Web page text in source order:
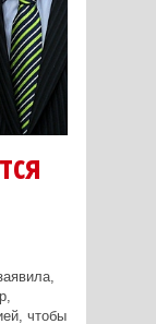
чтобы